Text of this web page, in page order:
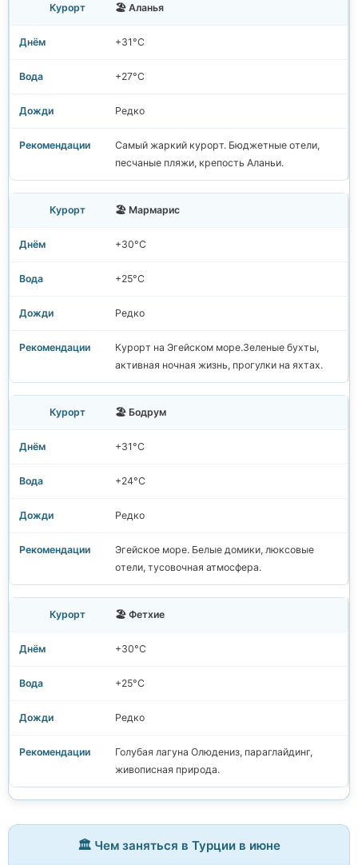
🏖️ Аланья
+31°C
+27°C
Редко
Самый жаркий курорт. Бюджетные отели,
песчаные пляжи, крепость Аланьи.
🏖️ Мармарис
+30°C
+25°C
Редко
Курорт на Эгейском море.Зеленые бухты,
активная ночная жизнь, прогулки на яхтах.
🏖️ Бодрум
+31°C
+24°C
Редко
Эгейское море. Белые домики, люксовые
отели, тусовочная атмосфера.
🏖️ Фетхие
+30°C
+25°C
Редко
Голубая лагуна Олюдениз, параглайдинг,
живописная природа.
🏛️ Чем заняться в Турции в июне